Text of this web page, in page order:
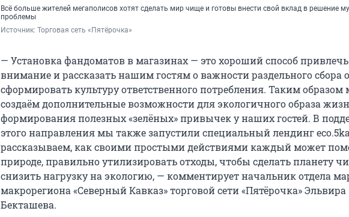
Всё больше жителей мегаполисов хотят сделать мир чище и готовы внести свой вклад в решение
проблемы
Источник: Торговая сеть «Пятёрочка»
— Установка фандоматов в магазинах — это хороший способ привлечь
внимание и рассказать нашим гостям о важности раздельного сбора
сформировать культуру ответственного потребления. Таким
создаём дополнительные возможности для экологичного образа
формирования полезных «зелёных» привычек у наших гостей. В
этого направления мы также запустили специальный лендинг
рассказываем, как своими простыми действиями каждый может
природе, правильно утилизировать отходы, чтобы сделать планету
снизить нагрузку на экологию, — комментирует начальник отдела
макрорегиона «Северный Кавказ» торговой сети «Пятёрочка» Эльвира
Бекташева.